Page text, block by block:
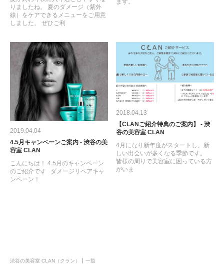
りましたね。 夏のダメージ（紫外
線）をケアできるメニューをご用意
しました。 ぜひご利
2019.04.04
4.5月キャンペーンご案内 - 渋谷の美
容室 CLAN
こんにちは！ 4.5月のキャンペーン
のご紹介です ダメージリペアキャ
ンペーン！
2018.04.13
【CLANご紹介特典のご案内】 - 渋
谷の美容室 CLAN
4月になり新年度がスタートし、新
しい出会いが多くなる季節です。
皆様の周りで美容室に困っている方
がいま
渋谷の美容室 CLAN（クラン） 一覧